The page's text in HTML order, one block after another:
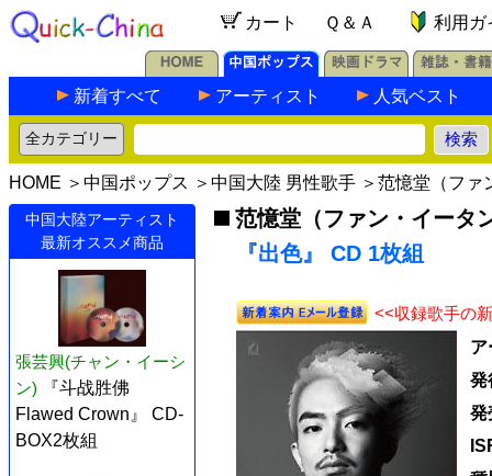
カート Ｑ＆Ａ 利用ガ
新着すべて アーティスト 人気ベスト
HOME ＞ 中国ポップス ＞ 中国大陸 男性歌手 ＞ 范憶堂（ファ
中国大陸アーティスト
最新オススメ商品
張芸興(チャン・イーシ
ン)
『斗战胜佛
Flawed Crown』 CD-
BOX2枚組
范憶堂（ファン・イータ
『出色』 CD 1枚組
<<収録歌手の
ア
発
発